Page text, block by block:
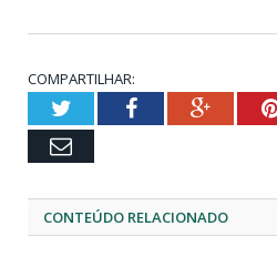
COMPARTILHAR:
TwitterFacebook
Email
CONTEÚDO RELACIONADO